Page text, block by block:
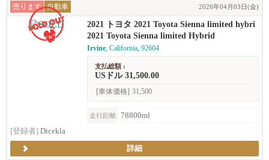
売ります 自動車 2026年04月03日(金)
2021 トヨタ 2021 Toyota Sienna limited hybri
d
2021 Toyota Sienna limited Hybrid
Irvine, California, 92604
支払総額 :
USドル 31,500.00
[車体価格] 31,500
走行距離
78800ml
[登録者] Dicekla
詳細